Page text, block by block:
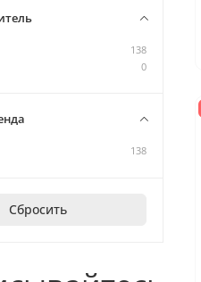
138
0
138
Сбросить